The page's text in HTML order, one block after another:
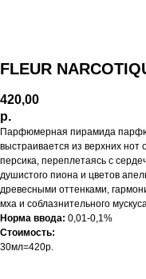
FLEUR
420,00
р.
Парфюмерная пирамида
выстраивается из верхних нот
персика, переплетаясь с
душистого пиона и цветов
древесными оттенками,
мха и соблазнительного мускуса.
Норма ввода: 0,01-0,1%
Стоимость:
30мл=420р.